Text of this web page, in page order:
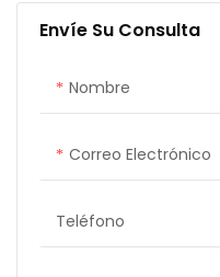
Envíe Su Consulta
Nombre
Correo Electrónico
Teléfono